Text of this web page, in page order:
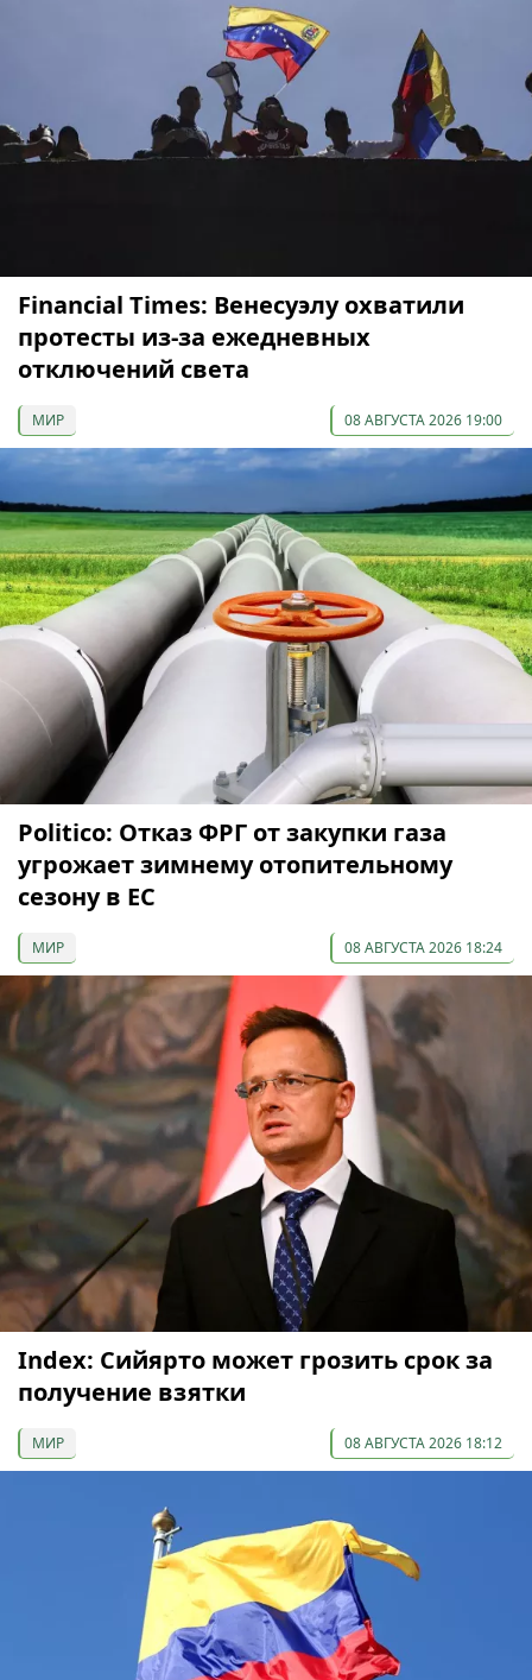
Financial Times: Венесуэлу охватили
протесты из-за ежедневных
отключений света
МИР 08 АВГУСТА 2026 19:00
Politico: Отказ ФРГ от закупки газа
угрожает зимнему отопительному
сезону в ЕС
МИР 08 АВГУСТА 2026 18:24
Index: Сийярто может грозить срок за
получение взятки
МИР 08 АВГУСТА 2026 18:12